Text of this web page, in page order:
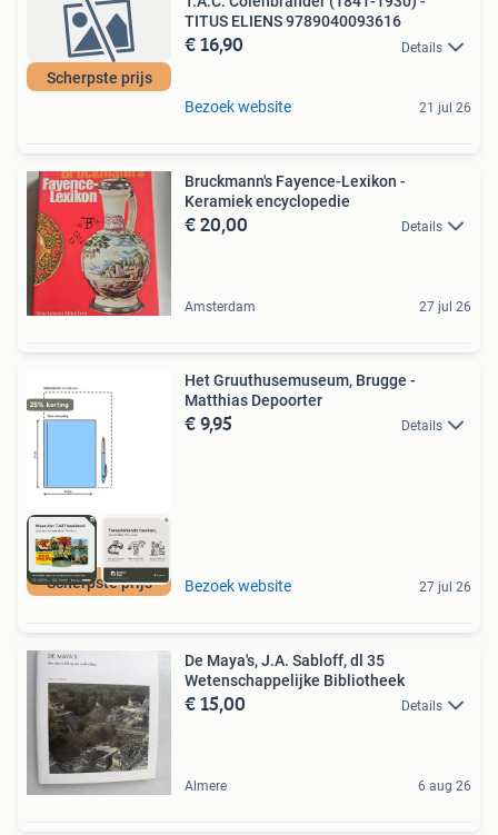
Scherpste prijs
TITUS ELIENS 9789040093616
€ 16,90 Details
Bezoek website 21 jul 26
Bruckmann's Fayence-Lexikon -
Keramiek encyclopedie
€ 20,00 Details
Amsterdam 27 jul 26
Scherpste prijs
Het Gruuthusemuseum, Brugge -
Matthias Depoorter
€ 9,95 Details
Bezoek website 27 jul 26
De Maya's, J.A. Sabloff, dl 35
Wetenschappelijke Bibliotheek
€ 15,00 Details
Almere 6 aug 26